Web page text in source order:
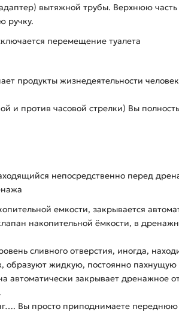
вытяжной трубы. Верхнюю
ручку.
перемещение туалета
продукты жизнедеятельности
и против часовой стрелки) Вы
непосредственно перед
емкости, закрывается
накопительной ёмкости, в
сливного отверстия, иногда,
образуют жидкую, постоянно пахнущую
закрывает дренажное
Вы просто приподнимаете переднюю